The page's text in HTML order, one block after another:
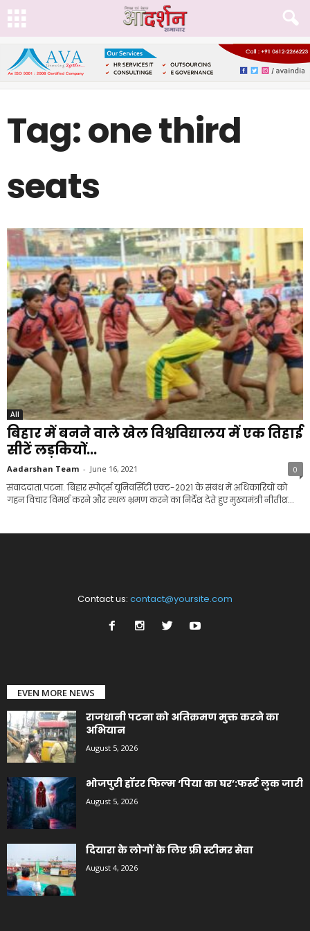
Tag: one third
seats
All
बिहार में बनने वाले खेल विश्वविद्यालय में एक तिहाई
सीटें लड़कियों...
Aadarshan Team - June 16, 2021 0
संवाददाता.पटना. बिहार स्पोर्ट्स यूनिवर्सिटी एक्ट-2021 के संबंध में अधिकारियों को
गहन विचार विमर्श करने और स्थल भ्रमण करने का निर्देश देते हुए मुख्यमंत्री नीतीश...
Contact us: contact@yoursite.com
EVEN MORE NEWS
राजधानी पटना को अतिक्रमण मुक्त करने का
अभियान
August 5, 2026
भोजपुरी हॉरर फिल्म ‘पिया का घर’:फर्स्ट लुक जारी
August 5, 2026
दियारा के लोगों के लिए फ्री स्टीमर सेवा
August 4, 2026